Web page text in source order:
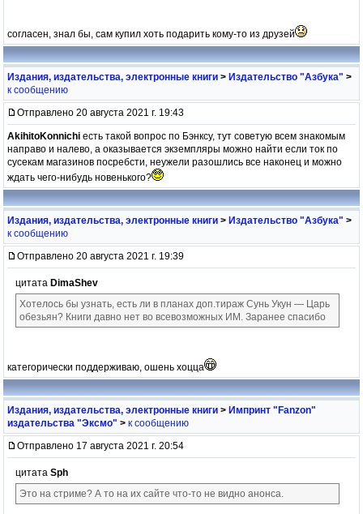
согласен, знал бы, сам купил хоть подарить кому-то из друзей
Издания, издательства, электронные книги > Издательство "Азбука" >
к сообщению
Отправлено 20 августа 2021 г. 19:43
AkihitoKonnichi есть такой вопрос по Бэнксу, тут советую всем знакомым
направо и налево, а оказывается экземпляры можно найти если ток по
сусекам магазинов посребсти, неужели разошлись все наконец и можно
ждать чего-нибудь новенького?
Издания, издательства, электронные книги > Издательство "Азбука" >
к сообщению
Отправлено 20 августа 2021 г. 19:39
цитата DimaShev
Хотелось бы узнать, есть ли в планах доп.тираж Сунь Укун — Царь
обезьян? Книги давно нет во всевозможных ИМ. Заранее спасибо
категорически поддерживаю, ошень хоцца
Издания, издательства, электронные книги > Импринт "Fanzon"
издательства "Эксмо" > к сообщению
Отправлено 17 августа 2021 г. 20:54
цитата Sph
Это на стриме? А то на их сайте что-то не видно анонса.